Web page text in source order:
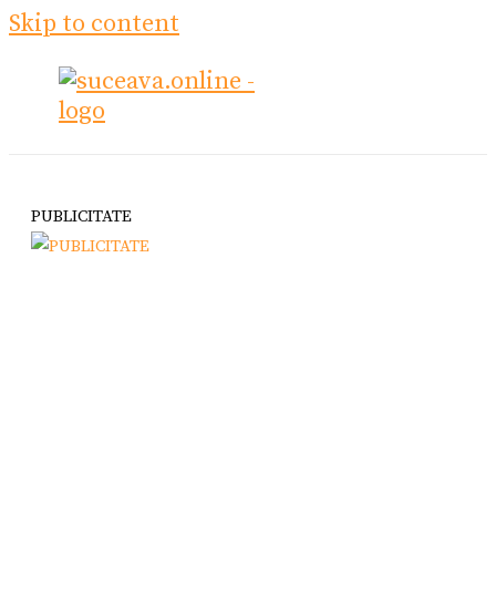
Skip to content
PUBLICITATE